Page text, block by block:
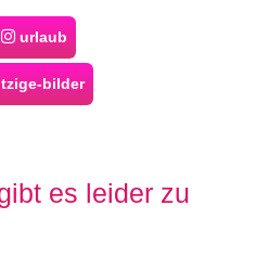
urlaub
bilder
es leider zu